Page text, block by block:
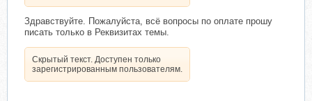
Здравствуйте. Пожалуйста, всё вопросы по оплате прошу
писать только в Реквизитах темы.
Скрытый текст. Доступен только
зарегистрированным пользователям.